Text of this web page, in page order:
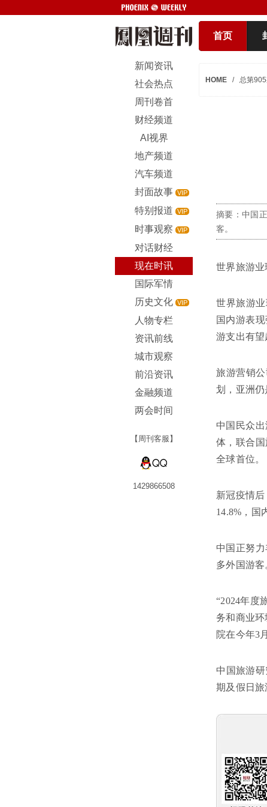
首页
新闻资讯
社会热点
周刊卷首
财经频道
AI视界
地产频道
汽车频道
封面故事 VIP
特别报道 VIP
时事观察 VIP
对话财经
现在时讯
国际军情
历史文化 VIP
人物专栏
资讯前线
城市观察
前沿资讯
金融频道
两会时间
【周刊客服】
1429866508
HOME / 总第
摘要：中国
客。
世界旅游业
世界旅游
国内游表
游支出有望
旅游营销
划，亚洲仍
中国民众
体，联合
全球首位。
新冠疫情
14.8%，国
中国正努
多外国游
“2024年度
务和商业
院在今年3
中国旅游
期及假日旅